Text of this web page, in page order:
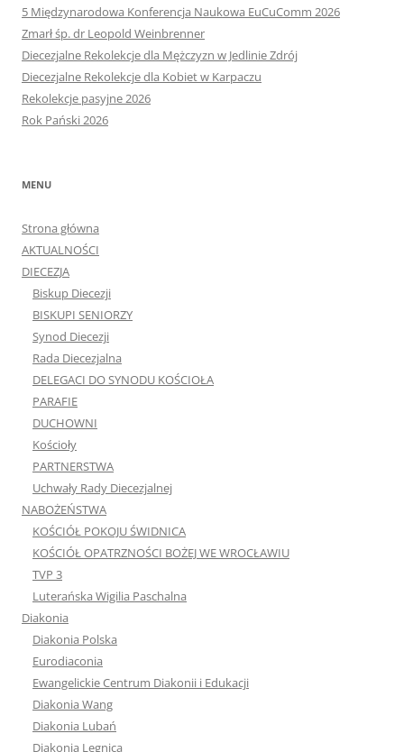
5 Międzynarodowa Konferencja Naukowa EuCuComm 2026
Zmarł śp. dr Leopold Weinbrenner
Diecezjalne Rekolekcje dla Mężczyzn w Jedlinie Zdrój
Diecezjalne Rekolekcje dla Kobiet w Karpaczu
Rekolekcje pasyjne 2026
Rok Pański 2026
MENU
Strona główna
AKTUALNOŚCI
DIECEZJA
Biskup Diecezji
BISKUPI SENIORZY
Synod Diecezji
Rada Diecezjalna
DELEGACI DO SYNODU KOŚCIOŁA
PARAFIE
DUCHOWNI
Kościoły
PARTNERSTWA
Uchwały Rady Diecezjalnej
NABOŻEŃSTWA
KOŚCIÓŁ POKOJU ŚWIDNICA
KOŚCIÓŁ OPATRZNOŚCI BOŻEJ WE WROCŁAWIU
TVP 3
Luterańska Wigilia Paschalna
Diakonia
Diakonia Polska
Eurodiaconia
Ewangelickie Centrum Diakonii i Edukacji
Diakonia Wang
Diakonia Lubań
Diakonia Legnica